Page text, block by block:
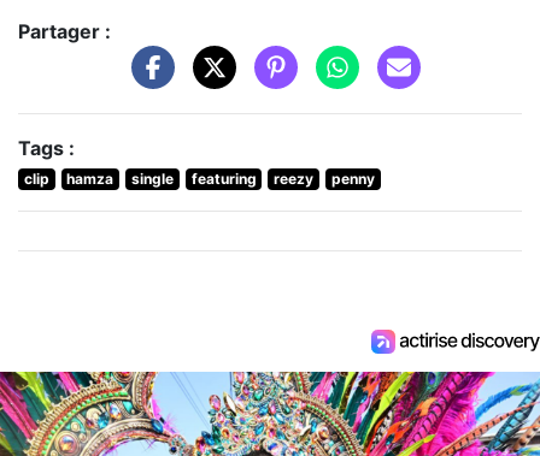
Partager :
Tags :
clip hamza single featuring reezy penny